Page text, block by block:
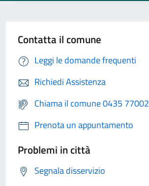
Contatta il comune
Leggi le domande frequenti
Richiedi Assistenza
Chiama il comune 0435 77002
Prenota un appuntamento
Problemi in città
Segnala disservizio